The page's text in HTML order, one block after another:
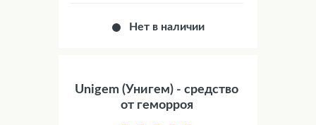
Нет в наличии
Unigem (Унигем) - средство
от геморроя